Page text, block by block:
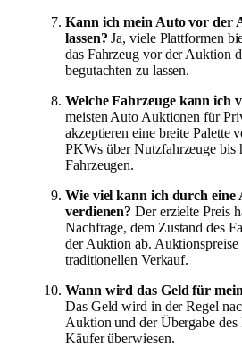
Kann ich mein Auto vor der
lassen? Ja, viele Plattformen
das Fahrzeug vor der Auktion
begutachten zu lassen.
Welche Fahrzeuge kann ich
meisten Auto Auktionen für
akzeptieren eine breite Palette
PKWs über Nutzfahrzeuge bis
Fahrzeugen.
Wie viel kann ich durch eine
verdienen? Der erzielte Preis
Nachfrage, dem Zustand des
der Auktion ab.
traditionellen Verkauf.
Wann wird das Geld für
Das Geld wird in der Regel
Auktion und der Übergabe des
Käufer überwiesen.